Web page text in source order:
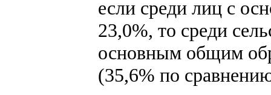
если среди лиц с
23,0%, то среди
основным общим
(35,6% по